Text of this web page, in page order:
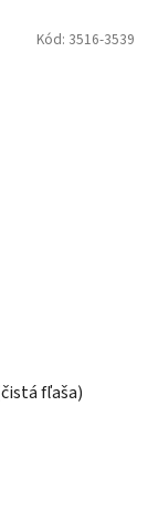
fľaša)
Kód: 3516-3539